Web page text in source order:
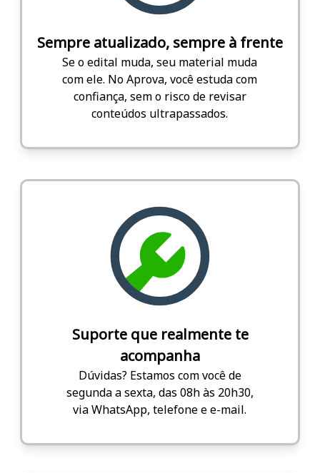
Sempre atualizado, sempre à frente
Se o edital muda, seu material muda
com ele. No Aprova, você estuda com
confiança, sem o risco de revisar
conteúdos ultrapassados.
Suporte que realmente te
acompanha
Dúvidas? Estamos com você de
segunda a sexta, das 08h às 20h30,
via WhatsApp, telefone e e-mail.